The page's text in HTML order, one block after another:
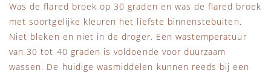
Was de flared broek op 30 graden en was de flared broek
met soortgelijke kleuren het liefste binnenstebuiten.
Niet bleken en niet in de droger. Een wastemperatuur
van 30 tot 40 graden is voldoende voor duurzaam
wassen. De huidige wasmiddelen kunnen reeds bij een